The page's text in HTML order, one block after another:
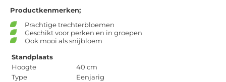
Productkenmerken;
Prachtige trechterbloemen
Geschikt voor perken en in groepen
Ook mooi als snijbloem
Standplaats
Hoogte
40 cm
Type
Eenjarig